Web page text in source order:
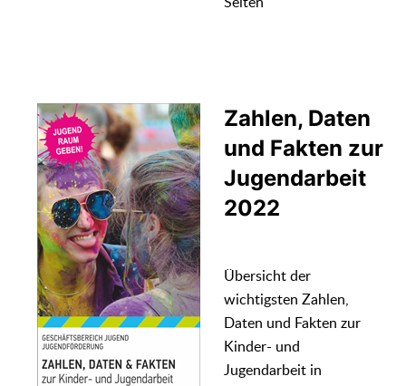
Zahlen, Daten
und Fakten zur
Jugendarbeit
2022
Übersicht der
wichtigsten Zahlen,
Daten und Fakten zur
Kinder- und
Jugendarbeit in